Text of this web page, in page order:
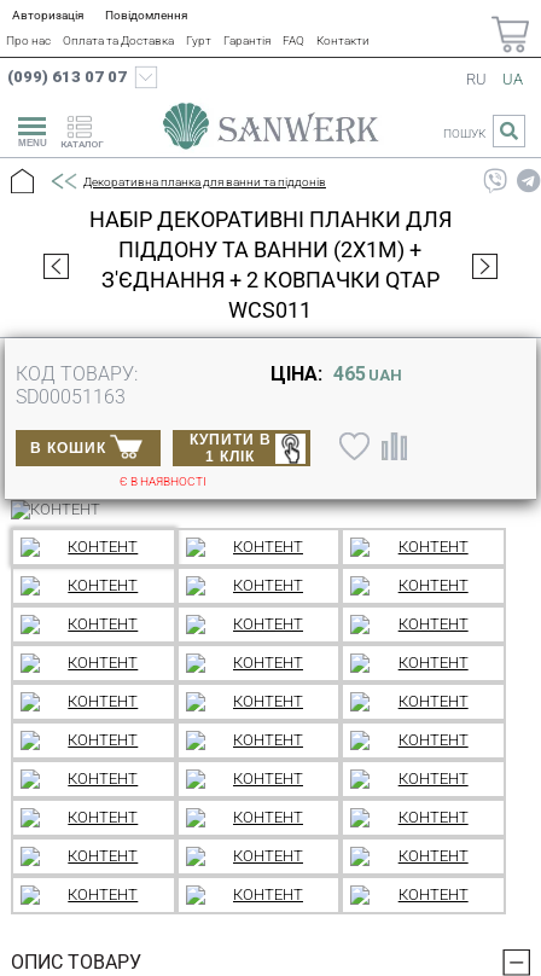
Авторизація
Повідомлення
Про нас
Оплата та Доставка Гурт Гарантія FAQ Контакти
(099) 613 07 07
КАТАЛОГ
RU UA
ПОШУК
Декоративна планка для ванни та піддонів
НАБІР ДЕКОРАТИВНІ ПЛАНКИ ДЛЯ
ПІДДОНУ ТА ВАННИ (2X1М) +
З'ЄДНАННЯ + 2 КОВПАЧКИ QTAP
WCS011
КОД ТОВАРУ:
SD00051163
ЦІНА: 465 UAH
В КОШИК
КУПИТИ В
1 КЛІК
Є В НАЯВНОСТІ
ОПИС ТОВАРУ